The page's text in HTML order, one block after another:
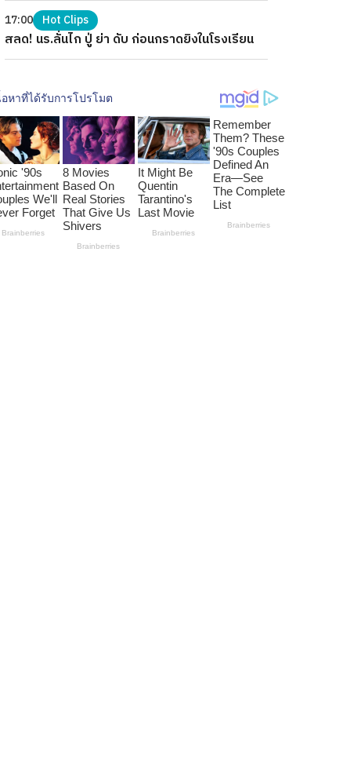
17:00 Hot Clips
สลด! นร.ลั่นไก ปู่ ย่า ดับ ก่อนกราดยิงในโรงเรียน